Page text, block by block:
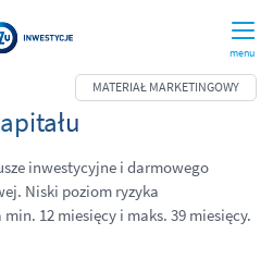
menu
inwestycyjne i darmowego
Niski poziom ryzyka
12 miesięcy i maks. 39 miesięcy.